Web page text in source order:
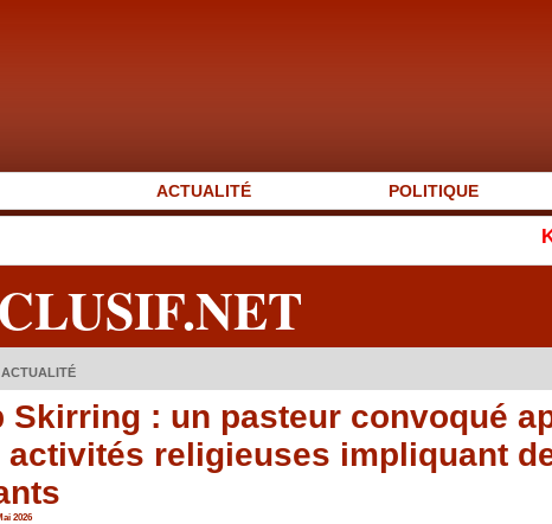
ACTUALITÉ POLITIQUE
Kush,
ACTUALITÉ
Skirring : un pasteur convoqué
activités religieuses impliquant
2026